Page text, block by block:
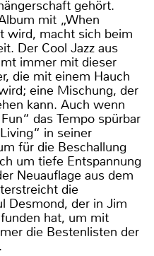
gehört.
mit „When
wird, macht sich beim
Der Cool Jazz aus
immer mit dieser
die mit einem Hauch
eine Mischung, der
kann. Auch wenn
das Tempo spürbar
in seiner
für die Beschallung
um tiefe Entspannung
Neuauflage aus dem
die
Desmond, der in Jim
hat, um mit
die Bestenlisten der